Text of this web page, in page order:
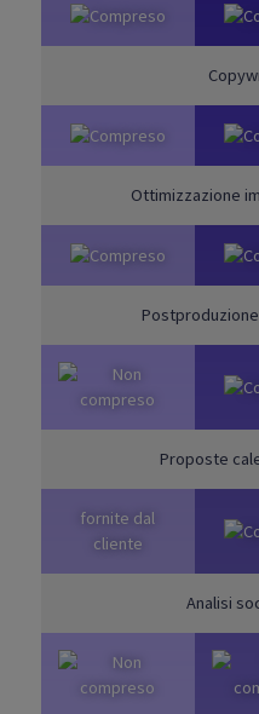
Ottimizzazione
Proposte
fornite dal
cliente
Analisi